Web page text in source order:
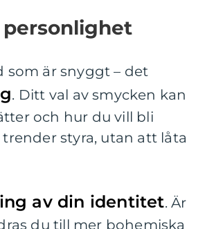
personlighet
som är snyggt – det
. Ditt val av smycken kan
och hur du vill bli
styra, utan att låta
av din identitet. Är
du till mer bohemiska